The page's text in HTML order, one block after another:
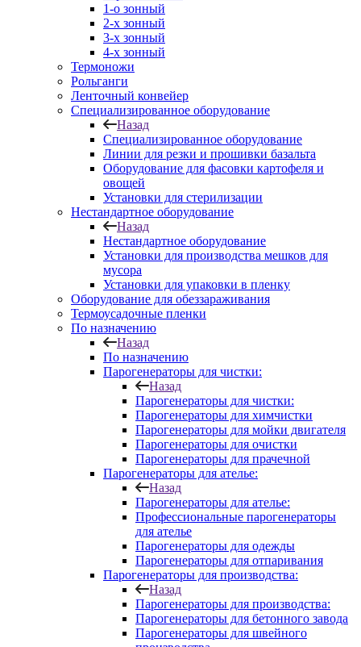
1-о зонный
2-х зонный
3-х зонный
4-х зонный
Термоножи
Рольганги
Ленточный конвейер
Специализированное оборудование
Назад
Специализированное оборудование
Линии для резки и прошивки базальта
Оборудование для фасовки картофеля и
овощей
Установки для стерилизации
Нестандартное оборудование
Назад
Нестандартное оборудование
Установки для производства мешков для
мусора
Установки для упаковки в пленку
Оборудование для обеззараживания
Термоусадочные пленки
По назначению
Назад
По назначению
Парогенераторы для чистки:
Назад
Парогенераторы для чистки:
Парогенераторы для химчистки
Парогенераторы для мойки двигателя
Парогенераторы для очистки
Парогенераторы для прачечной
Парогенераторы для ателье:
Назад
Парогенераторы для ателье:
Профессиональные парогенераторы
для ателье
Парогенераторы для одежды
Парогенераторы для отпаривания
Парогенераторы для производства:
Назад
Парогенераторы для производства:
Парогенераторы для бетонного завода
Парогенераторы для швейного